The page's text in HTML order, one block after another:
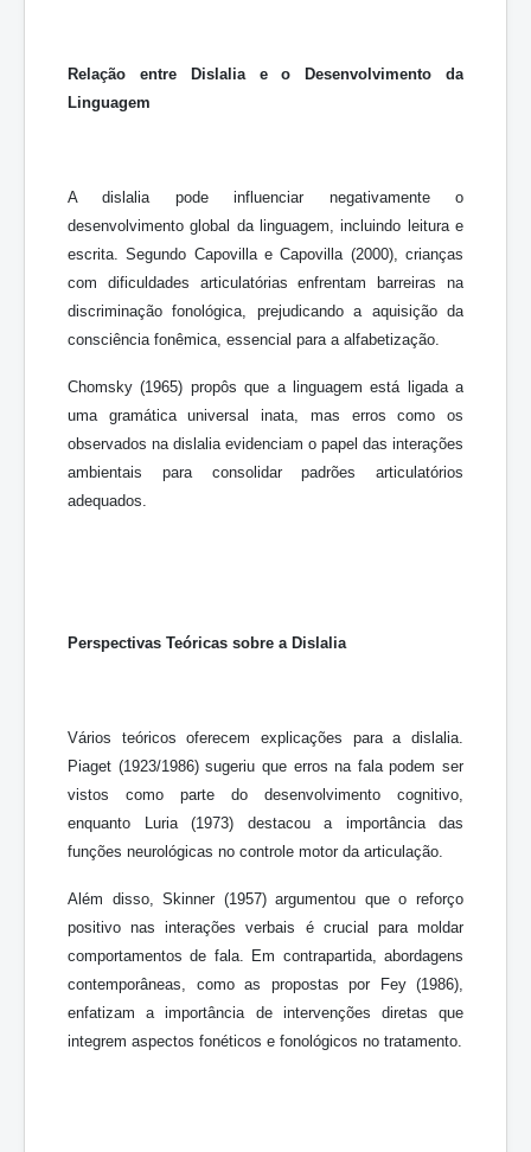
Relação entre Dislalia e o Desenvolvimento da
Linguagem
A dislalia pode influenciar negativamente o
desenvolvimento global da linguagem, incluindo leitura e
escrita. Segundo Capovilla e Capovilla (2000), crianças
com dificuldades articulatórias enfrentam barreiras na
discriminação fonológica, prejudicando a aquisição da
consciência fonêmica, essencial para a alfabetização.
Chomsky (1965) propôs que a linguagem está ligada a
uma gramática universal inata, mas erros como os
observados na dislalia evidenciam o papel das interações
ambientais para consolidar padrões articulatórios
adequados.
Perspectivas Teóricas sobre a Dislalia
Vários teóricos oferecem explicações para a dislalia.
Piaget (1923/1986) sugeriu que erros na fala podem ser
vistos como parte do desenvolvimento cognitivo,
enquanto Luria (1973) destacou a importância das
funções neurológicas no controle motor da articulação.
Além disso, Skinner (1957) argumentou que o reforço
positivo nas interações verbais é crucial para moldar
comportamentos de fala. Em contrapartida, abordagens
contemporâneas, como as propostas por Fey (1986),
enfatizam a importância de intervenções diretas que
integrem aspectos fonéticos e fonológicos no tratamento.